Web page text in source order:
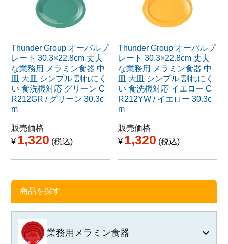
Thunder Group オーバルプ
レート 30.3×22.8cm 丈夫
な業務用 メラミン食器 中
皿 大皿 シンプル 割れにく
い 食洗機対応 グリーン C
R212GR / グリーン 30.3c
m
販売価格
¥ 1,320 税込
Thunder Group オーバルプ
レート 30.3×22.8cm 丈夫
な業務用 メラミン食器 中
皿 大皿 シンプル 割れにく
い 食洗機対応 イエロー C
R212YW / イエロー 30.3c
m
販売価格
¥ 1,320 税込
商品を探す
業務用メラミン食器